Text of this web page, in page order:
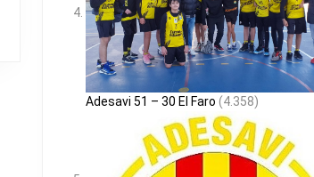
Adesavi 51 – 30 El Faro (4.358)